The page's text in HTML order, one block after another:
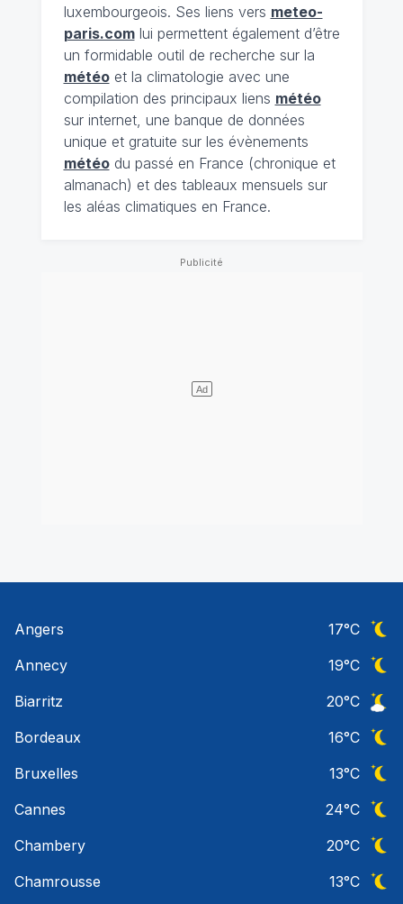
luxembourgeois. Ses liens vers meteo-
paris.comlui permettent également d’être
un formidable outil de recherche sur la
météoet la climatologie avec une
compilation des principaux liens météo
sur internet, une banque de données
unique et gratuite sur les évènements
météodu passé en France (chronique et
almanach) et des tableaux mensuels sur
les aléas climatiques en France.
Angers 17°C
Annecy
19°C
Biarritz
20°C
Bordeaux
16°C
Bruxelles
13°C
Cannes
24°C
Chambery
20°C
Chamrousse
13°C